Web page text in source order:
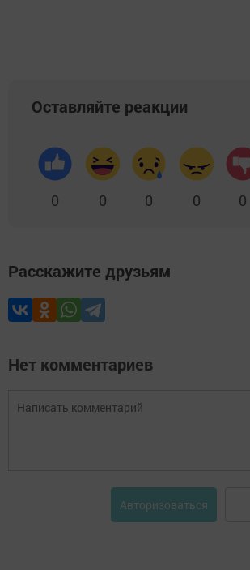
Оставляйте реакции
0 0 0 0 0
Расскажите друзьям
Нет комментариев
Авторизоваться